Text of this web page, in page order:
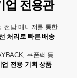
업 전용관
전담 매니저를 통한
처리로 빠른 배송
쿠폰팩 등
업 전용 기획 상품